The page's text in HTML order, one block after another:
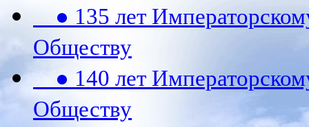
● 135 лет
Обществу
● 140 лет
Обществу